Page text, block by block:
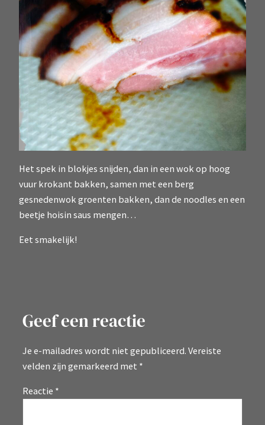
Het spek in blokjes snijden, dan in een wok op hoog
vuur krokant bakken, samen met een berg
gesnedenwok groenten bakken, dan de noodles en een
beetje hoisin saus mengen…
Eet smakelijk!
Geef een reactie
Je e-mailadres wordt niet gepubliceerd. Vereiste
velden zijn gemarkeerd met *
Reactie *